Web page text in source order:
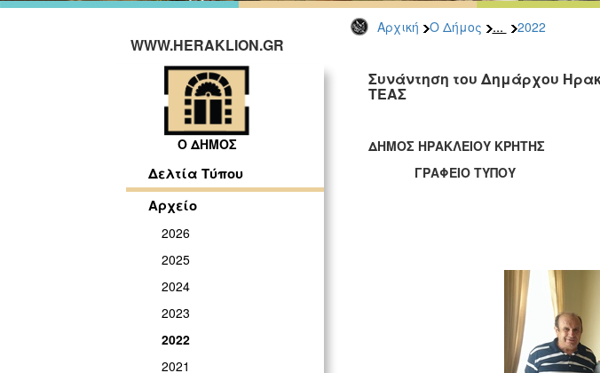
Αρχική Ο Δήμος ... 2022
WWW.HERAKLION.GR
Ο ΔΗΜΟΣ
Δελτία Τύπου
Αρχείο
2026
2025
2024
2023
2022
2021
Συνάντηση του Δημάρχου
ΤΕΑΣ
ΔΗΜΟΣ ΗΡΑΚΛΕΙΟΥ ΚΡΗΤΗΣ
ΓΡΑΦΕΙΟ ΤΥΠΟΥ